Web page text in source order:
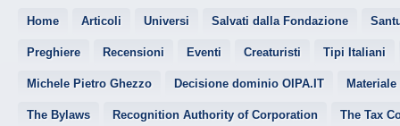
Home Articoli Universi Salvati dalla Fondazione
Preghiere Recensioni Eventi Creaturisti Tipi Italiani
Michele Pietro Ghezzo Decisione dominio OIPA.IT Materiale
The Bylaws Recognition Authority of Corporation The Tax